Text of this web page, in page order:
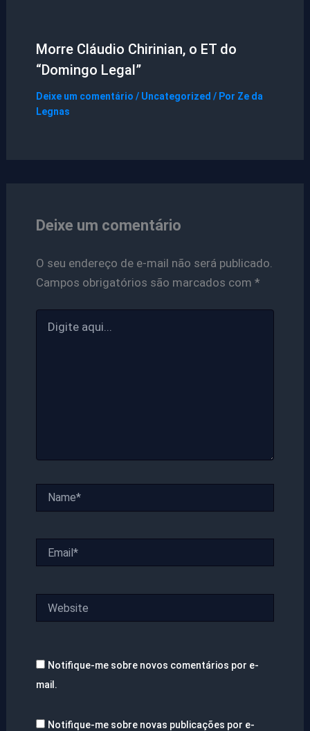
Morre Cláudio Chirinian, o ET do
“Domingo Legal”
Deixe um comentário / Uncategorized / Por Ze da
Legnas
Deixe um comentário
O seu endereço de e-mail não será publicado.
Campos obrigatórios são marcados com *
aqui...
Notifique-me sobre novos comentários por e-
mail.
Notifique-me sobre novas publicações por e-